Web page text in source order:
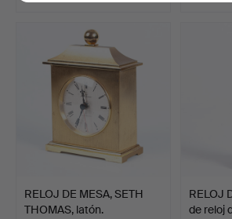
RELOJ DE MESA, SETH
THOMAS, latón.
RELOJ
de reloj